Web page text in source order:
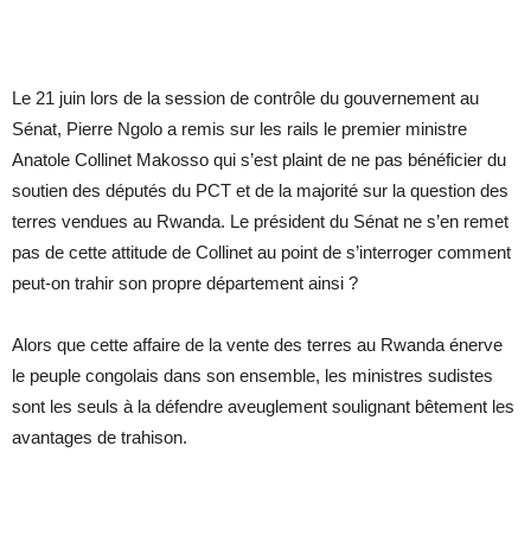
Le 21 juin lors de la session de contrôle du gouvernement au
Sénat, Pierre Ngolo a remis sur les rails le premier ministre
Anatole Collinet Makosso qui s’est plaint de ne pas bénéficier du
soutien des députés du PCT et de la majorité sur la question des
terres vendues au Rwanda. Le président du Sénat ne s’en remet
pas de cette attitude de Collinet au point de s’interroger comment
peut-on trahir son propre département ainsi ?
Alors que cette affaire de la vente des terres au Rwanda énerve
le peuple congolais dans son ensemble, les ministres sudistes
sont les seuls à la défendre aveuglement soulignant bêtement les
avantages de trahison.